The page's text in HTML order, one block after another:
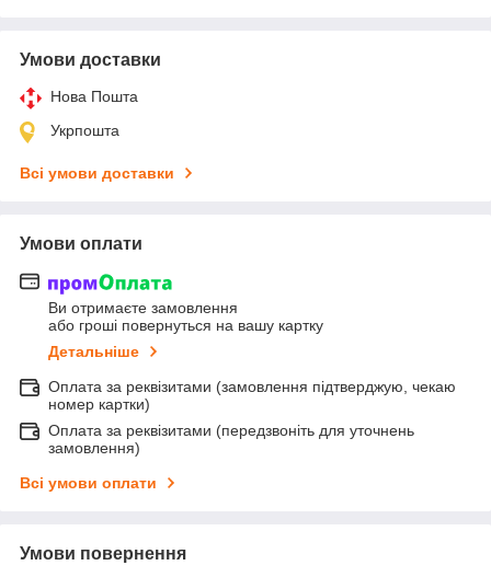
Умови доставки
Нова Пошта
Укрпошта
Всі умови доставки
Умови оплати
Ви отримаєте замовлення
або гроші повернуться на вашу картку
Детальніше
Оплата за реквізитами (замовлення підтверджую, чекаю
номер картки)
Оплата за реквізитами (передзвоніть для уточнень
замовлення)
Всі умови оплати
Умови повернення